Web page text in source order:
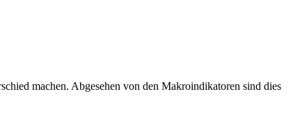
machen. Abgesehen von den Makroindikatoren sind dies